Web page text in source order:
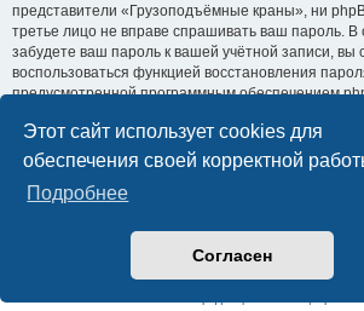
Этот сайт использует cookies для
обеспечения своей корректной
Подробнее
Согласен
представители «Грузоподъёмные краны», ни
третье лицо не вправе спрашивать ваш пароль. В
забудете ваш пароль к вашей учётной записи, вы
воспользоваться функцией восстановления
предусмотренной программным обеспечением
необходимо ввести ваше имя пользователя и
программное обеспечение phpBB сгенерирует
вашей учётной записи.
Создано на основеphpBB® Forum Software ©
Русская поддержка phpBB